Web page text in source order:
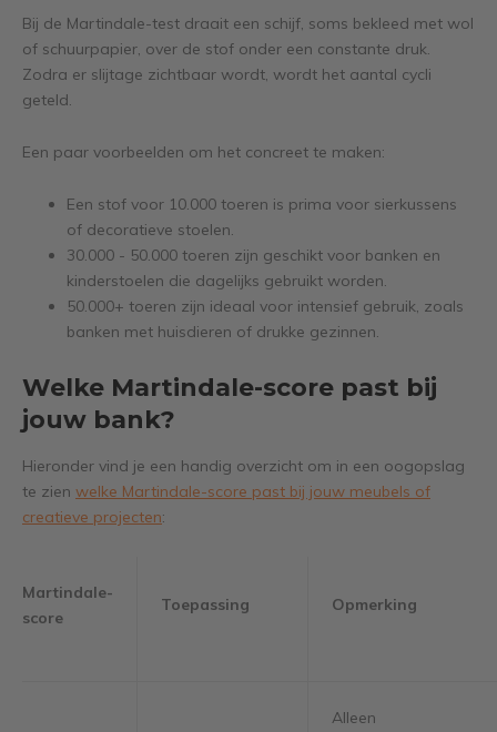
Bij de Martindale-test draait een schijf, soms bekleed met wol
of schuurpapier, over de stof onder een constante druk.
Zodra er slijtage zichtbaar wordt, wordt het aantal cycli
geteld.
Een paar voorbeelden om het concreet te maken:
Een stof voor 10.000 toeren is prima voor sierkussens
of decoratieve stoelen.
30.000 - 50.000 toeren zijn geschikt voor banken en
kinderstoelen die dagelijks gebruikt worden.
50.000+ toeren zijn ideaal voor intensief gebruik, zoals
banken met huisdieren of drukke gezinnen.
Welke Martindale-score past bij
jouw bank?
Hieronder vind je een handig overzicht om in een oogopslag
te zien welke Martindale-score past bij jouw meubels of
creatieve projecten:
Martindale-
score
Toepassing Opmerking
Alleen